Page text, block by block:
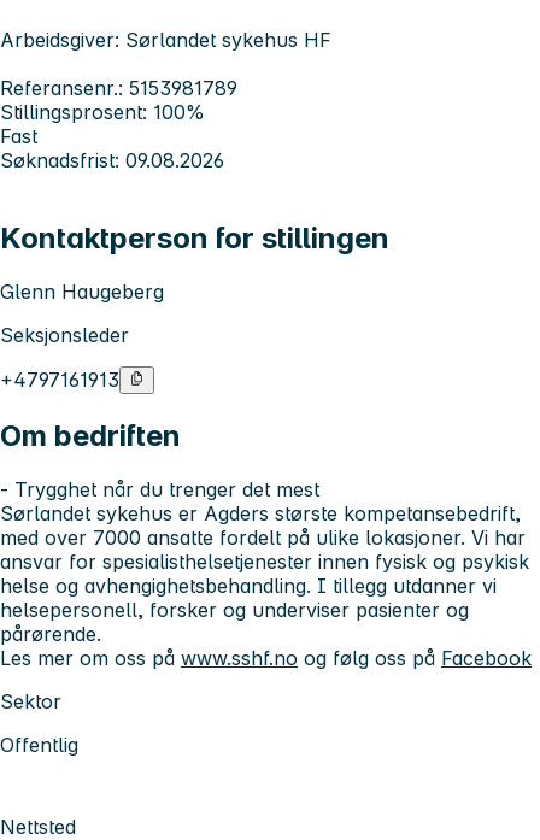
Arbeidsgiver: Sørlandet sykehus HF
Referansenr.: 5153981789
Stillingsprosent: 100%
Fast
Søknadsfrist: 09.08.2026
Kontaktperson for stillingen
Glenn Haugeberg
Seksjonsleder
+4797161913
Om bedriften
- Trygghet når du trenger det mest
Sørlandet sykehus er Agders største kompetansebedrift,
med over 7000 ansatte fordelt på ulike lokasjoner. Vi har
ansvar for spesialisthelsetjenester innen fysisk og psykisk
helse og avhengighetsbehandling. I tillegg utdanner vi
helsepersonell, forsker og underviser pasienter og
pårørende.
Les mer om oss på www.sshf.no og følg oss på Facebook
Sektor
Offentlig
Nettsted